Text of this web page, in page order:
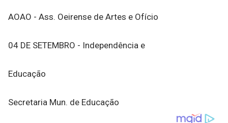
AOAO - Ass. Oeirense de Artes e Ofício
04 DE SETEMBRO - Independência e
Educação
Secretaria Mun. de Educação